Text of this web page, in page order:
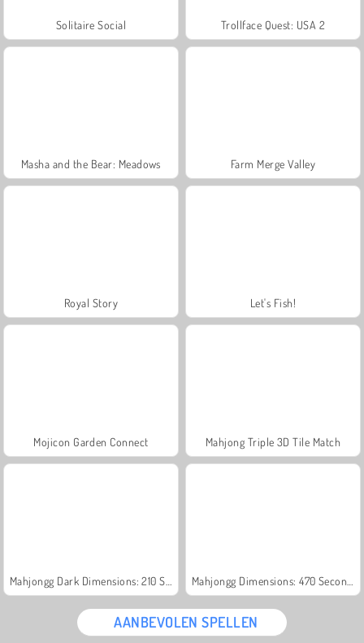
Solitaire Social Trollface Quest: USA 2
Masha and the Bear: Meadows Farm Merge Valley
Royal Story Let's Fish!
Mojicon Garden Connect Mahjong Triple 3D Tile Match
AANBEVOLEN SPELLEN